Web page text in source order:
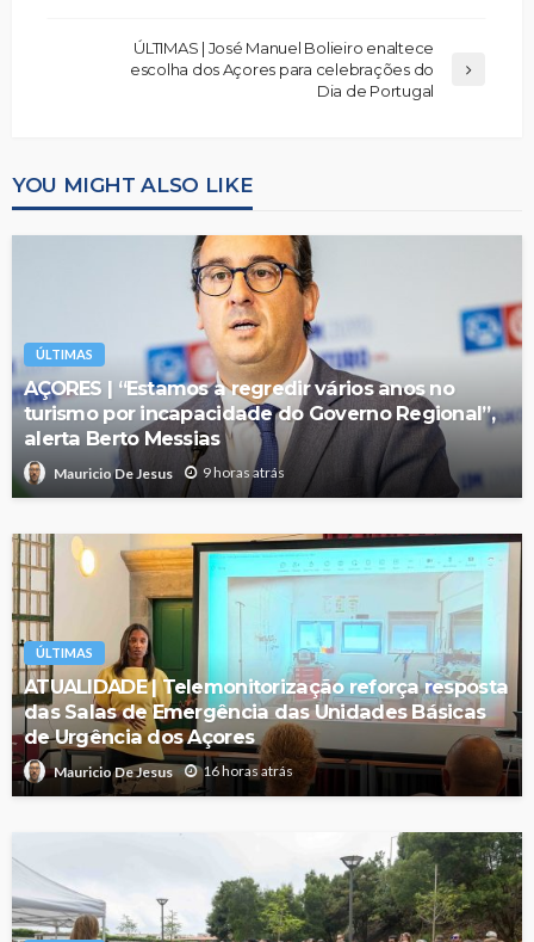
ÚLTIMAS | José Manuel Bolieiro enaltece
escolha dos Açores para celebrações do
Dia de Portugal
YOU MIGHT ALSO LIKE
ÚLTIMAS
AÇORES | “Estamos a regredir vários anos no
turismo por incapacidade do Governo Regional”,
alerta Berto Messias
Mauricio De Jesus 9 horas atrás
ÚLTIMAS
ATUALIDADE | Telemonitorização reforça resposta
das Salas de Emergência das Unidades Básicas
de Urgência dos Açores
Mauricio De Jesus 16 horas atrás